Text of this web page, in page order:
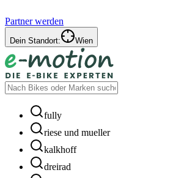
Partner werden
Dein Standort: Wien
fully
riese und mueller
kalkhoff
dreirad